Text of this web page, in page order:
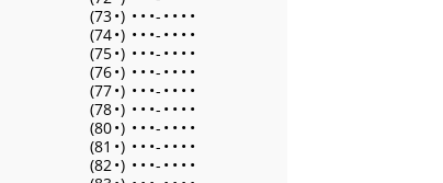
(73•) • • •- • • • •
(74•) • • •- • • • •
(75•) • • •- • • • •
(76•) • • •- • • • •
(77•) • • •- • • • •
(78•) • • •- • • • •
(80•) • • •- • • • •
(81 •) • • •- • • • •
(82•) • • •- • • • •